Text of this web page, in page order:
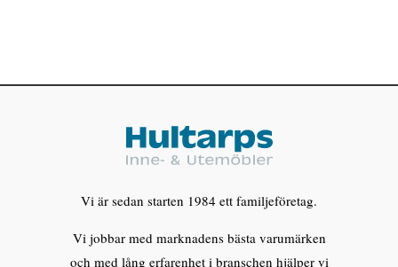
Vi är sedan starten 1984 ett familjeföretag.
Vi jobbar med marknadens bästa varumärken
och med lång erfarenhet i branschen hjälper vi